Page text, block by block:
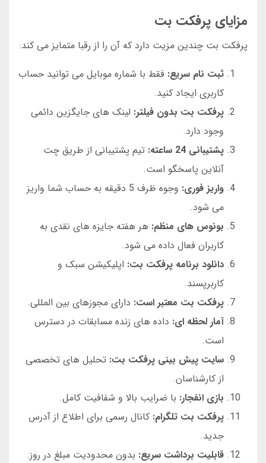
مزایای پرفکت بت
پرفکت بت چندین مزیت دارد که آن را از رقبا متمایز می کند:
ثبت نام سریع: فقط با شماره موبایل می توانید حساب
کاربری ایجاد کنید.
پرفکت بت بدون فیلتر: لینک های جایگزین دائمی
وجود دارد.
پشتیبانی 24 ساعته:
تیم پشتیبانی از طریق چت
آنلاین پاسخگو است.
واریز فوری:
وجوه ظرف 5 دقیقه به حساب شما واریز
می شود.
بونوس های منظم: هر هفته جایزه های نقدی به
کاربران فعال داده می شود.
دانلود برنامه پرفکت بت: اپلیکیشن سبک و
کاربرپسند.
پرفکت بت معتبر است: دارای مجوزهای بین المللی.
آمار لحظه ای: داده های زنده مسابقات در دسترس
است.
سایت پیش بینی پرفکت بت: تحلیل های تخصصی
از کارشناسان.
بازی انفجار: با ضرایب بالا و شفافیت کامل.
پرفکت بت تلگرام: کانال رسمی برای اطلاع از آدرس
جدید.
قابلیت برداشت سریع: بدون محدودیت مبلغ در روز.